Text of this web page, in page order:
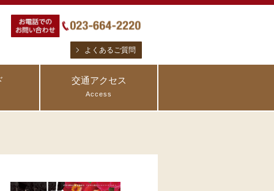
よくあるご質問
交通アクセス
Access